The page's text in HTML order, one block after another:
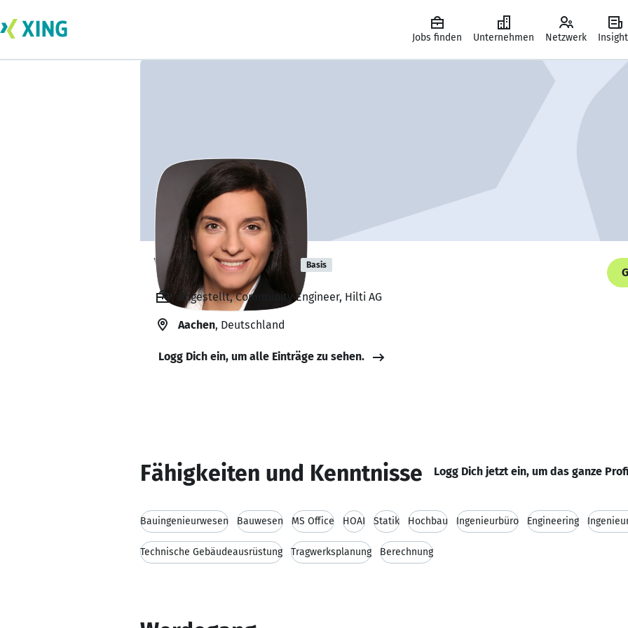
Jobs finden Unternehmen Netzwerk
Vasiliki Ntireme Basis
Angestellt, Community Engineer, Hilti AG
Aachen, Deutschland
Logg Dich ein, um alle Einträge zu sehen.
Fähigkeiten und Kenntnisse Logg Dich jetzt ein, um das ganze
Bauingenieurwesen Bauwesen MS Office HOAI Statik Hochbau Ingenieurbüro Engineering
Technische Gebäudeausrüstung Tragwerksplanung Berechnung